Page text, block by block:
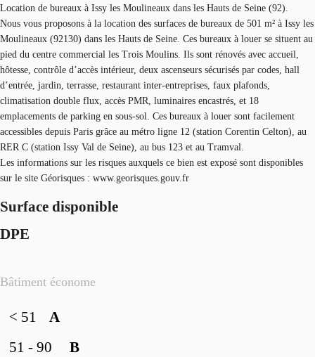
Location de bureaux à Issy les Moulineaux dans les Hauts de Seine (92).
Nous vous proposons à la location des surfaces de bureaux de 501 m² à Issy les
Moulineaux (92130) dans les Hauts de Seine. Ces bureaux à louer se situent au
pied du centre commercial les Trois Moulins. Ils sont rénovés avec accueil,
hôtesse, contrôle d’accès intérieur, deux ascenseurs sécurisés par codes, hall
d’entrée, jardin, terrasse, restaurant inter-entreprises, faux plafonds,
climatisation double flux, accès PMR, luminaires encastrés, et 18
emplacements de parking en sous-sol. Ces bureaux à louer sont facilement
accessibles depuis Paris grâce au métro ligne 12 (station Corentin Celton), au
RER C (station Issy Val de Seine), au bus 123 et au Tramval.
Les informations sur les risques auxquels ce bien est exposé sont disponibles
sur le site Géorisques : www.georisques.gouv.fr
Surface disponible
DPE
Bâtiment économe
A
< 51
B
51 - 90